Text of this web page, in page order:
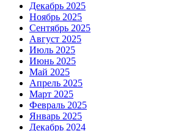
Декабрь 2025
Ноябрь 2025
Сентябрь 2025
Август 2025
Июль 2025
Июнь 2025
Май 2025
Апрель 2025
Март 2025
Февраль 2025
Январь 2025
Декабрь 2024